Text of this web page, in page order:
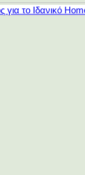
το Ιδανικό